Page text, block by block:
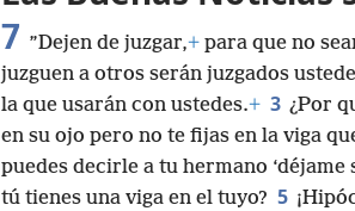
7 ”Dejen de juzgar,+ para que no
juzguen a otros serán juzgados
la que usarán con ustedes.+ 3 ¿Por
en su ojo pero no te fijas en la viga
puedes decirle a tu hermano
tú tienes una viga en el tuyo? 5